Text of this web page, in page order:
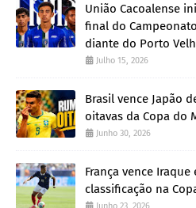
União Cacoalense
final do
diante do Porto
Julho 15, 2026
Brasil vence Japão
oitavas da Copa do
Junho 30, 2026
França vence
classificação na
Junho 23, 2026